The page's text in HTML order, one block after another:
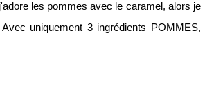
les pommes avec le caramel, alors je
uniquement 3 ingrédients POMMES,